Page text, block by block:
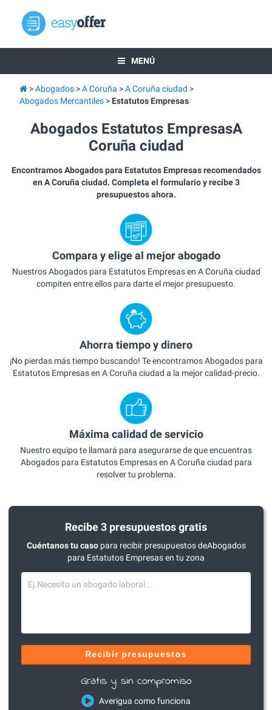
MENÚ
Abogados A Coruña
A Coruña ciudad
Abogados Mercantiles
Estatutos Empresas
Abogados Estatutos EmpresasA
Coruña ciudad
Encontramos Abogados para Estatutos Empresas recomendados
en A Coruña ciudad. Completa el formulario y recibe 3
presupuestos ahora.
Compara y elige al mejor abogado
Nuestros Abogados para Estatutos Empresas en A Coruña ciudad
compiten entre ellos para darte el mejor presupuesto.
Ahorra tiempo y dinero
¡No pierdas más tiempo buscando! Te encontramos Abogados para
Estatutos Empresas en A Coruña ciudad a la mejor calidad-precio.
Máxima calidad de servicio
Nuestro equipo te llamará para asegurarse de que encuentras
Abogados para Estatutos Empresas en A Coruña ciudad para
resolver tu problema.
Recibe 3 presupuestos gratis
Cuéntanos tu casopara recibir presupuestos deAbogados
para Estatutos Empresas en tu zona
Recibir presupuestos
Gratis y sin compromiso
Averigua como funciona